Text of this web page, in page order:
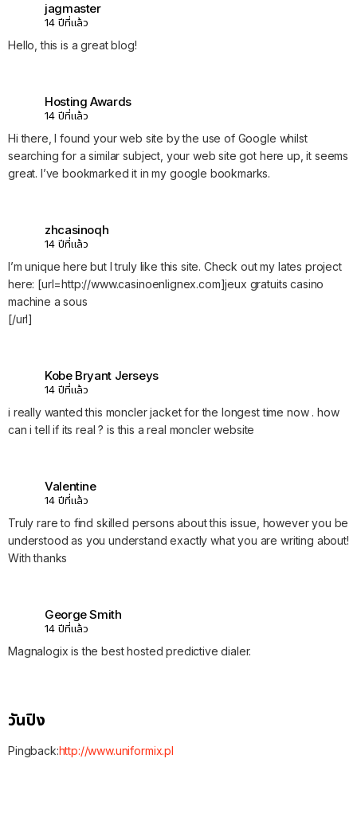
jagmaster
14 ปีที่แล้ว
Hello, this is a great blog!
Hosting Awards
14 ปีที่แล้ว
Hi there, I found your web site by the use of Google whilst
searching for a similar subject, your web site got here up, it seems
great. I’ve bookmarked it in my google bookmarks.
zhcasinoqh
14 ปีที่แล้ว
I’m unique here but I truly like this site. Check out my lates project
here: [url=http://www.casinoenlignex.com]jeux gratuits casino
machine a sous
[/url]
Kobe Bryant Jerseys
14 ปีที่แล้ว
i really wanted this moncler jacket for the longest time now . how
can i tell if its real ? is this a real moncler website
Valentine
14 ปีที่แล้ว
Truly rare to find skilled persons about this issue, however you be
understood as you understand exactly what you are writing about!
With thanks
George Smith
14 ปีที่แล้ว
Magnalogix is the best hosted predictive dialer.
วันปิง
Pingback:http://www.uniformix.pl